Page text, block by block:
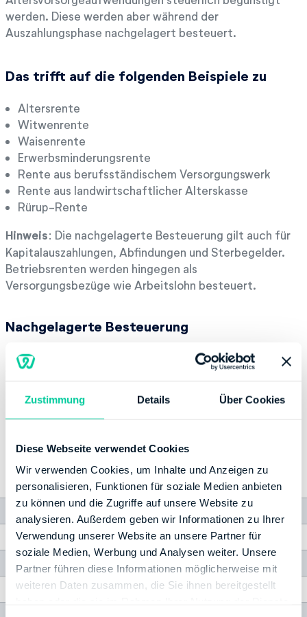
Zustimmung Details Über Cookies
Diese Webseite verwendet Cookies
Wir verwenden Cookies, um Inhalte und Anzeigen zu
personalisieren, Funktionen für soziale Medien anbieten
zu können und die Zugriffe auf unsere Website zu
analysieren. Außerdem geben wir Informationen zu Ihrer
Verwendung unserer Website an unsere Partner für
soziale Medien, Werbung und Analysen weiter. Unsere
Partner führen diese Informationen möglicherweise mit
weiteren Daten zusammen, die Sie ihnen bereitgestellt
werden. Diese werden aber während der
Auszahlungsphase nachgelagert besteuert.
Das trifft auf die folgenden Beispiele zu
Altersrente
Witwenrente
Waisenrente
Erwerbsminderungsrente
Rente aus berufsständischem Versorgungswerk
Rente aus landwirtschaftlicher Alterskasse
Rürup-Rente
Hinweis: Die nachgelagerte Besteuerung gilt auch für
Kapitalauszahlungen, Abfindungen und Sterbegelder.
Betriebsrenten werden hingegen als
Versorgungsbezüge wie Arbeitslohn besteuert.
Nachgelagerte Besteuerung
Bis 2039 werden Renten nicht zu 100 Prozent
versteuert. Erst danach werden die Ansprüche
Übergangsregelung, bei der abhängig vom Jahr des
Renteneinstiegs der steuerpflichtige Anteil
Rentenbeginn
Besteuerungs
anteil
Rentenbeginn
Besteuerungs
anteil
2018 76% 2030 90%
2019 78% 2031 91%
2020 80% 2032 92%